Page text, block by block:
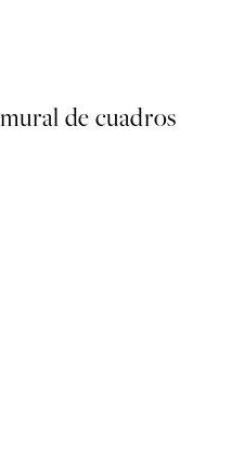
de cuadros